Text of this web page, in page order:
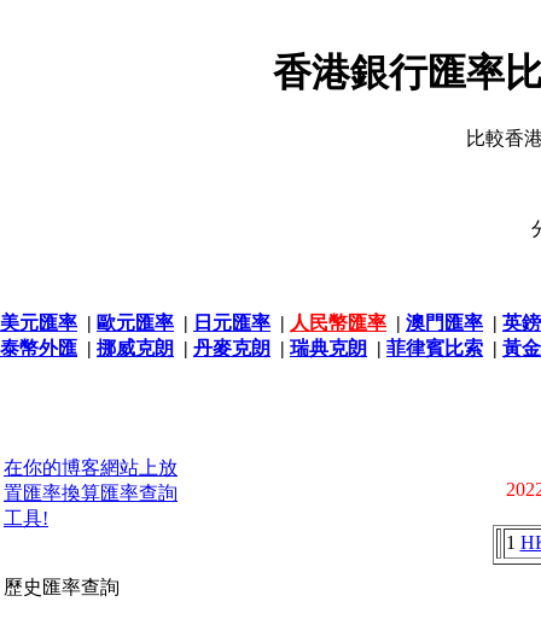
香港銀行匯率
比較香
美元匯率 | 歐元匯率 | 日元匯率 | 人民幣匯率 | 澳門匯率 | 英
泰幣外匯 | 挪威克朗 | 丹麥克朗 | 瑞典克朗 | 菲律賓比索 | 黃
在你的博客網站上放
置匯率換算匯率查詢
工具!
歷史匯率查詢
1